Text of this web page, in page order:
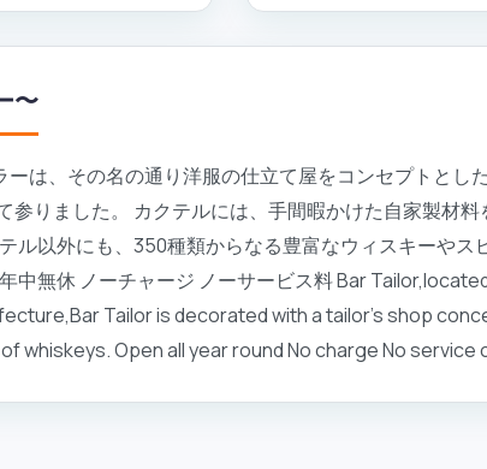
〜
は、その名の通り洋服の仕立て屋をコンセプトとし
参りました。 カクテルには、手間暇かけた自家製材
ル以外にも、350種類からなる豊富なウィスキーやス
中無休 ノーチャージ ノーサービス料 Bar
Tailor is decorated with a tailor's shop
whiskeys. Open all year round No charge No service